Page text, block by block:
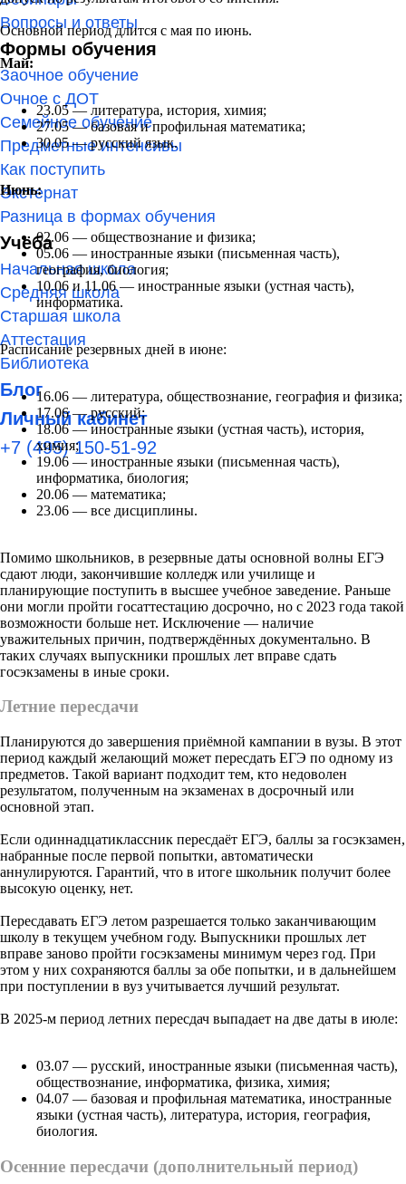
Вопросы и ответы
Формы обучения
Заочное обучение
Очное с ДОТ
Семейное обучение
Предметные интенсивы
Как поступить
Экстернат
Разница в формах обучения
Учёба
Начальная школа
Средняя школа
Старшая школа
Аттестация
Библиотека
Блог
Личный кабинет
+7 (495) 150-51-92
Основной период длится с мая по июнь.
Май:
23.05 — литература, история, химия;
27.05 — базовая и профильная математика;
30.05 — русский язык.
Июнь:
02.06 — обществознание и физика;
05.06 — иностранные языки (письменная часть),
география, биология;
10.06 и 11.06 — иностранные языки (устная часть),
информатика.
Расписание резервных дней в июне:
16.06 — литература, обществознание, география и физика;
17.06 — русский;
18.06 — иностранные языки (устная часть), история,
химия;
19.06 — иностранные языки (письменная часть),
информатика, биология;
20.06 — математика;
23.06 — все дисциплины.
Помимо школьников, в резервные даты основной волны ЕГЭ
сдают люди, закончившие колледж или училище и
планирующие поступить в высшее учебное заведение. Раньше
они могли пройти госаттестацию досрочно, но с 2023 года такой
возможности больше нет. Исключение — наличие
уважительных причин, подтверждённых документально. В
таких случаях выпускники прошлых лет вправе сдать
госэкзамены в иные сроки.
Летние пересдачи
Планируются до завершения приёмной кампании в вузы. В этот
период каждый желающий может пересдать ЕГЭ по одному из
предметов. Такой вариант подходит тем, кто недоволен
результатом, полученным на экзаменах в досрочный или
основной этап.
Если одиннадцатиклассник пересдаёт ЕГЭ, баллы за госэкзамен,
набранные после первой попытки, автоматически
аннулируются. Гарантий, что в итоге школьник получит более
высокую оценку, нет.
Пересдавать ЕГЭ летом разрешается только заканчивающим
школу в текущем учебном году. Выпускники прошлых лет
вправе заново пройти госэкзамены минимум через год. При
этом у них сохраняются баллы за обе попытки, и в дальнейшем
при поступлении в вуз учитывается лучший результат.
В 2025-м период летних пересдач выпадает на две даты в июле:
03.07 — русский, иностранные языки (письменная часть),
обществознание, информатика, физика, химия;
04.07 — базовая и профильная математика, иностранные
языки (устная часть), литература, история, география,
биология.
Осенние пересдачи (дополнительный период)